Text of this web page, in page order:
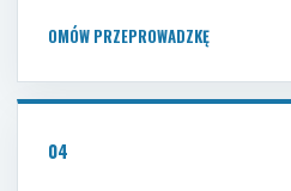
OMÓW PRZEPROWADZKĘ
04